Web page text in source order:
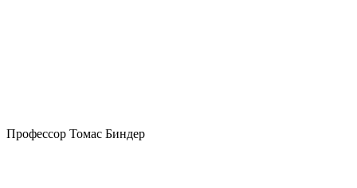
Профессор Томас Биндер